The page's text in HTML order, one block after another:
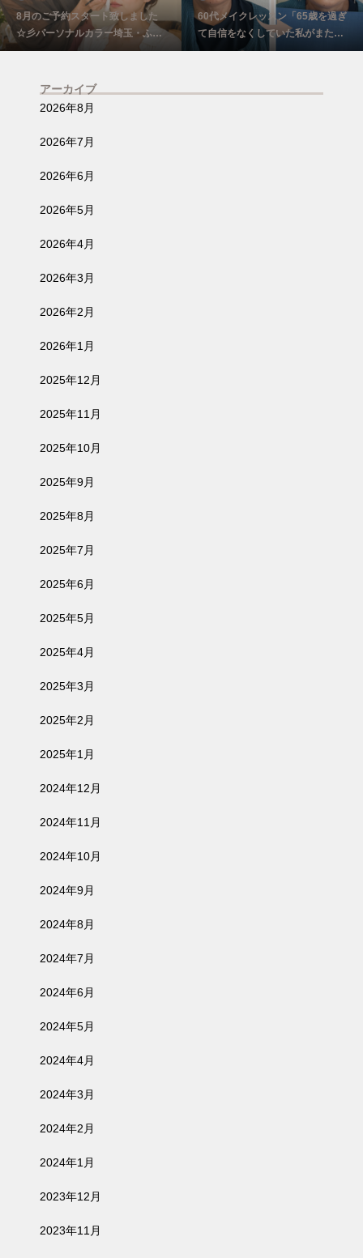
8月のご予約スタート致しました
☆彡パーソナルカラー埼玉・ふじ
み野
60代メイクレッスン「65歳を過ぎ
て自信をなくしていた私がまた少
し前を向けました☺️埼玉・ふじみ
アーカイブ
2026年8月
2026年7月
2026年6月
2026年5月
2026年4月
2026年3月
2026年2月
2026年1月
2025年12月
2025年11月
2025年10月
2025年9月
2025年8月
2025年7月
2025年6月
2025年5月
2025年4月
2025年3月
2025年2月
2025年1月
2024年12月
2024年11月
2024年10月
2024年9月
2024年8月
2024年7月
2024年6月
2024年5月
2024年4月
2024年3月
2024年2月
2024年1月
2023年12月
2023年11月